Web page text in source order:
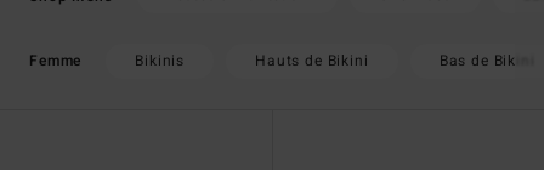
Femme Bikinis Hauts de Bikini Bas de Bikini